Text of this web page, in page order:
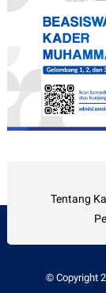
Tentang
© Copyright